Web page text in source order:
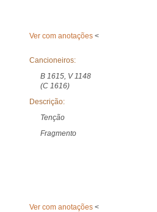
Ver com anotações <
Cancioneiros:
B 1615, V 1148
(C 1616)
Descrição:
Tenção
Fragmento
Ver com anotações <